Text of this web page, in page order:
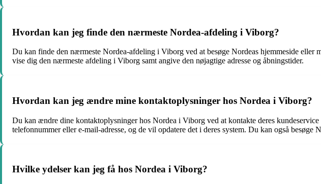
Hvordan kan jeg finde den nærmeste Nordea-afdeling i Viborg?
Du kan finde den nærmeste Nordea-afdeling i Viborg ved at besøge Nordeas hjemmeside eller
vise dig den nærmeste afdeling i Viborg samt angive den nøjagtige adresse og åbningstider.
Hvordan kan jeg ændre mine kontaktoplysninger hos Nordea i Viborg?
Du kan ændre dine kontaktoplysninger hos Nordea i Viborg ved at kontakte deres
telefonnummer eller e-mail-adresse, og de vil opdatere det i deres system. Du kan også
Hvilke ydelser kan jeg få hos Nordea i Viborg?